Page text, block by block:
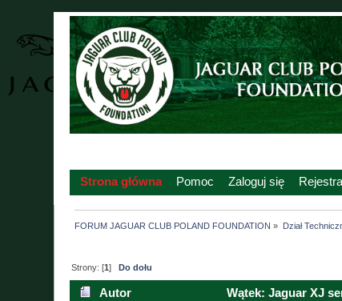
Strona główna Pomoc Zaloguj się
FORUM JAGUAR CLUB POLAND FOUNDATION » Dział
Strony: [1] Do dołu
Autor Wątek: Jaguar XJ